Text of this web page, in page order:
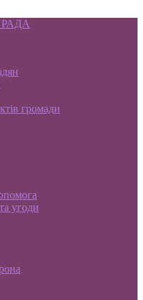
громади
угоди